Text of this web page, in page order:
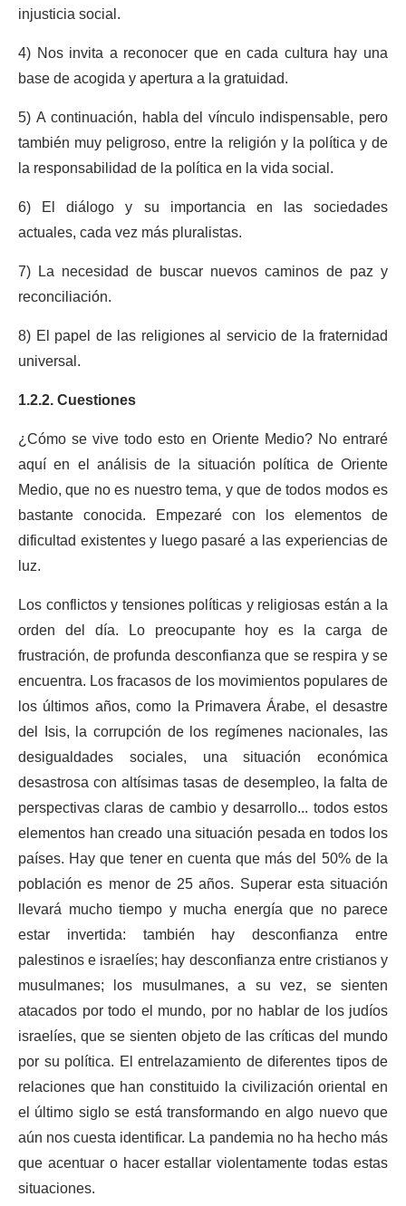
injusticia social.
4) Nos invita a reconocer que en cada cultura hay una
base de acogida y apertura a la gratuidad.
5) A continuación, habla del vínculo indispensable, pero
también muy peligroso, entre la religión y la política y de
la responsabilidad de la política en la vida social.
6) El diálogo y su importancia en las sociedades
actuales, cada vez más pluralistas.
7) La necesidad de buscar nuevos caminos de paz y
reconciliación.
8) El papel de las religiones al servicio de la fraternidad
universal.
1.2.2. Cuestiones
¿Cómo se vive todo esto en Oriente Medio? No entraré
aquí en el análisis de la situación política de Oriente
Medio, que no es nuestro tema, y que de todos modos es
bastante conocida. Empezaré con los elementos de
dificultad existentes y luego pasaré a las experiencias de
luz.
Los conflictos y tensiones políticas y religiosas están a la
orden del día. Lo preocupante hoy es la carga de
frustración, de profunda desconfianza que se respira y se
encuentra. Los fracasos de los movimientos populares de
los últimos años, como la Primavera Árabe, el desastre
del Isis, la corrupción de los regímenes nacionales, las
desigualdades sociales, una situación económica
desastrosa con altísimas tasas de desempleo, la falta de
perspectivas claras de cambio y desarrollo... todos estos
elementos han creado una situación pesada en todos los
países. Hay que tener en cuenta que más del 50% de la
población es menor de 25 años. Superar esta situación
llevará mucho tiempo y mucha energía que no parece
estar invertida: también hay desconfianza entre
palestinos e israelíes; hay desconfianza entre cristianos y
musulmanes; los musulmanes, a su vez, se sienten
atacados por todo el mundo, por no hablar de los judíos
israelíes, que se sienten objeto de las críticas del mundo
por su política. El entrelazamiento de diferentes tipos de
relaciones que han constituido la civilización oriental en
el último siglo se está transformando en algo nuevo que
aún nos cuesta identificar. La pandemia no ha hecho más
que acentuar o hacer estallar violentamente todas estas
situaciones.